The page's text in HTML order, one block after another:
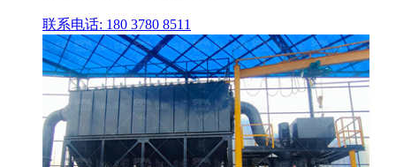
联系电话: 180 3780 8511